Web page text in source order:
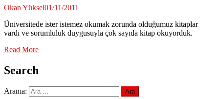
Okan Yüksel01/11/2011
Üniversitede ister istemez okumak zorunda olduğumuz kitaplar
vardı ve sorumluluk duygusuyla çok sayıda kitap okuyorduk.
Read More
Search
Arama: